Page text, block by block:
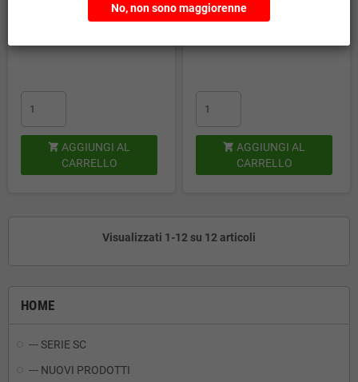
HOME
--- SERIE SC
--- NUOVI PRODOTTI
 AGGIUNGI AL
CARRELLO
13,90 €
 AGGIUNGI AL
CARRELLO
Visualizzati 1-12 su 12 articoli
No, non sono maggiorenne